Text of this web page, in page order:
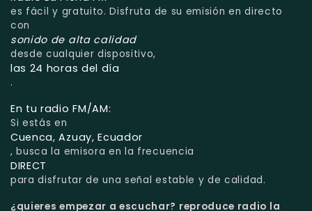
es fácil y gratuito. Disfruta de su emisión en directo
con
sonido de alta calidad
desde cualquier dispositivo,
las 24 horas del día
.
En tu radio FM/AM:
Si estás en
Cuenca, Azuay, Ecuador
, busca la emisora en la frecuencia
DIRECT
para disfrutar de una señal estable y de calidad.
¿quieres empezar a escuchar? reproduce radio la